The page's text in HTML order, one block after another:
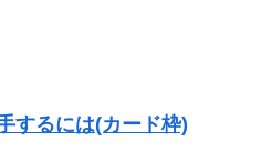
するには(カード枠)